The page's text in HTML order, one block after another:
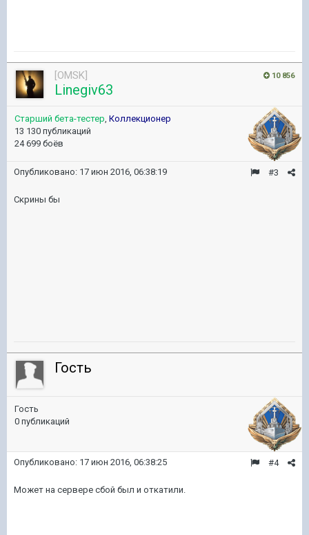
10 856
[OMSK]
Linegiv63
Старший бета-тестер, Коллекционер
13 130 публикаций
24 699 боёв
#3
Опубликовано: 17 июн 2016, 06:38:19
Скрины бы
Гость
Гость
0 публикаций
#4
Опубликовано: 17 июн 2016, 06:38:25
Может на сервере сбой был и откатили.